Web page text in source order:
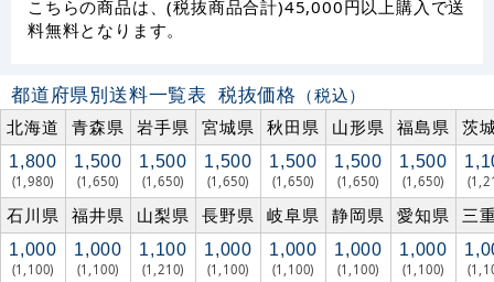
こちらの商品は、(税抜商品合計)45,000円以上購入で送
料無料となります。
都道府県別送料一覧表 税抜価格 （税込）
北海道
青森県 岩手県 宮城県 秋田県 山形県 福島県 茨
1,800
(1,980)
1,500
(1,650)
1,500
(1,650)
1,500
(1,650)
1,500
(1,650)
1,500
(1,650)
1,500
(1,650)
石川県 福井県 山梨県 長野県 岐阜県 静岡県 愛知県 三
1,000
(1,100)
1,000
(1,100)
1,100
(1,210)
1,000
(1,100)
1,000
(1,100)
1,000
(1,100)
1,000
(1,100)